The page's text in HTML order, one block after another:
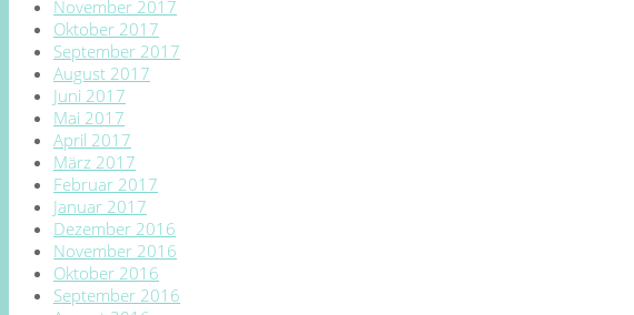
November 2017
Oktober 2017
September 2017
August 2017
Juni 2017
Mai 2017
April 2017
März 2017
Februar 2017
Januar 2017
Dezember 2016
November 2016
Oktober 2016
September 2016